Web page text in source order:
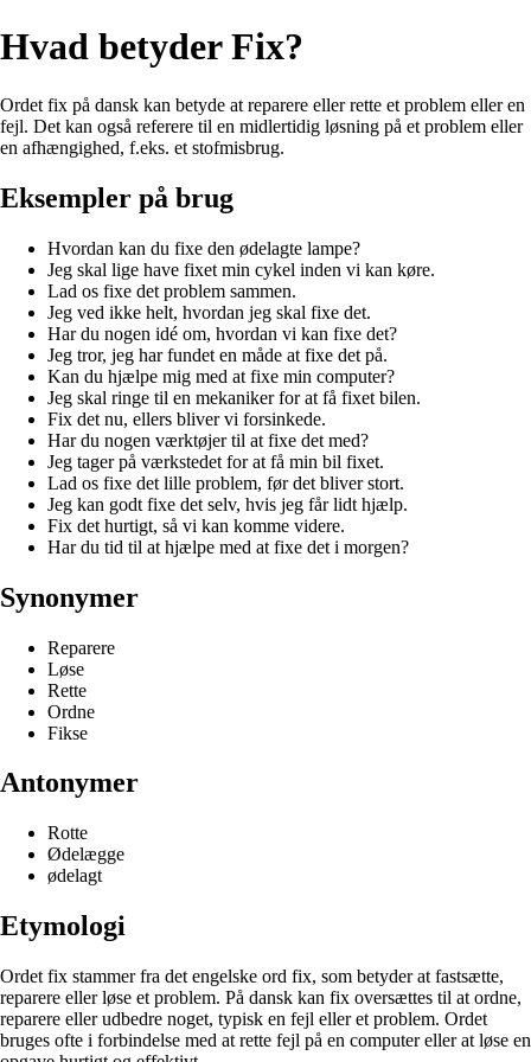
Hvad betyder Fix?
Ordet fix på dansk kan betyde at reparere eller rette et problem eller en
fejl. Det kan også referere til en midlertidig løsning på et problem eller
en afhængighed, f.eks. et stofmisbrug.
Eksempler på brug
Hvordan kan du fixe den ødelagte lampe?
Jeg skal lige have fixet min cykel inden vi kan køre.
Lad os fixe det problem sammen.
Jeg ved ikke helt, hvordan jeg skal fixe det.
Har du nogen idé om, hvordan vi kan fixe det?
Jeg tror, jeg har fundet en måde at fixe det på.
Kan du hjælpe mig med at fixe min computer?
Jeg skal ringe til en mekaniker for at få fixet bilen.
Fix det nu, ellers bliver vi forsinkede.
Har du nogen værktøjer til at fixe det med?
Jeg tager på værkstedet for at få min bil fixet.
Lad os fixe det lille problem, før det bliver stort.
Jeg kan godt fixe det selv, hvis jeg får lidt hjælp.
Fix det hurtigt, så vi kan komme videre.
Har du tid til at hjælpe med at fixe det i morgen?
Synonymer
Reparere
Løse
Rette
Ordne
Fikse
Antonymer
Rotte
Ødelægge
ødelagt
Etymologi
Ordet fix stammer fra det engelske ord fix, som betyder at fastsætte,
reparere eller løse et problem. På dansk kan fix oversættes til at ordne,
reparere eller udbedre noget, typisk en fejl eller et problem. Ordet
bruges ofte i forbindelse med at rette fejl på en computer eller at løse en